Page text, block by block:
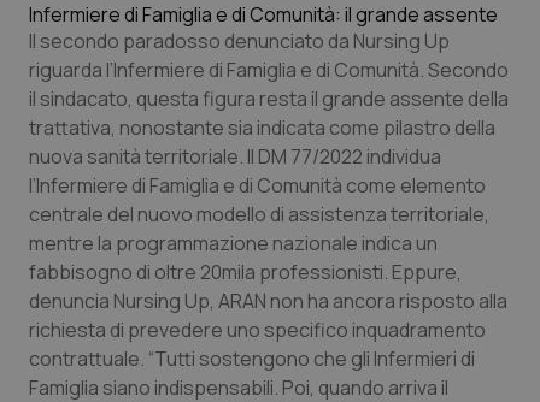
Infermiere di Famiglia e di Comunità: il grande assente
Il secondo paradosso denunciato da Nursing Up
riguarda l’Infermiere di Famiglia e di Comunità. Secondo
il sindacato, questa figura resta il grande assente della
trattativa, nonostante sia indicata come pilastro della
nuova sanità territoriale. Il DM 77/2022 individua
l’Infermiere di Famiglia e di Comunità come elemento
centrale del nuovo modello di assistenza territoriale,
mentre la programmazione nazionale indica un
fabbisogno di oltre 20mila professionisti. Eppure,
denuncia Nursing Up, ARAN non ha ancora risposto alla
richiesta di prevedere uno specifico inquadramento
contrattuale. “Tutti sostengono che gli Infermieri di
Famiglia siano indispensabili. Poi, quando arriva il